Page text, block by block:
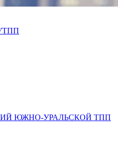
ЮЖНО-УРАЛЬСКОЙ ТПП